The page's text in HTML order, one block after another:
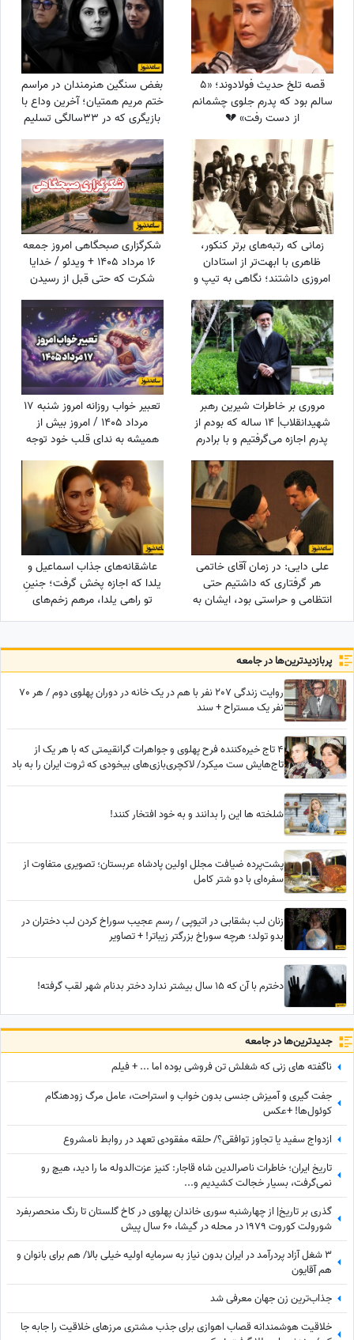
قصه تلخ حدیث فولادوند؛ «5
سالم بود که پدرم جلوی چشمانم
از دست رفت» 💔
بغض سنگین هنرمندان در مراسم
ختم مریم همتیان؛ آخرین وداع با
بازیگری که در 33سالگی تسلیم
ستاره اسکندری تا مسعود
فراستی و هانیه غلامی در سوگ
بازیگر فقید
زمانی که رتبه‌های برتر کنکور،
ظاهری با ابهت‌تر از استادان
امروزی داشتند؛ نگاهی به تیپ و
1354 + عکس
شکرگزاری صبحگاهی امروز جمعه
16 مرداد 1405 + ویدئو / خدایا
شکرت که حتی قبل از رسیدن
را در دلم قرار دادی
مروری بر خاطرات شیرین رهبر
شهیدانقلاب| 14 ساله که بودم از
پدرم اجازه می‌گرفتیم و با برادرم
برمی‌گشتیم و می‌خوابیدیم، پدرم
ما را ...
تعبیر خواب روزانه امروز شنبه 17
مرداد 1405 / امروز بیش از
همیشه به ندای قلب خود توجه
خواهید یافت
علی دایی: در زمان آقای خاتمی
هر گرفتاری‌ که داشتیم حتی
انتظامی و حراستی بود، ایشان به
و...
عاشقانه‌های جذاب اسماعیل و
یلدا که اجازه پخش گرفت؛ جنینِ
تو راهی یلدا، مرهم زخم‌های
پربازدید‌ترین‌ها در جامعه
روایت زندگی 207 نفر با هم در یک خانه در دوران پهلوی دوم / هر 70
نفر یک مستراح + سند
4 تاج خیره‌کننده فرح پهلوی و جواهرات گرانقیمتی که با هر یک از
تاج‌هایش ست میکرد/ لاکچری‌بازی‌های بیخودی که ثروت ایران را به باد
شلخته ها این را بدانند و به خود افتخار کنند!
پشت‌پرده ضیافت مجلل اولین پادشاه عربستان؛ تصویری متفاوت از
سفره‌ای با دو شتر کامل
زنان لب بشقابی در اتیوپی / رسم عجیب سوراخ کردن لب دختران در
بدو تولد؛ هرچه سوراخ بزرگتر زیباتر! + تصاویر
دخترم با آن که ۱۵ سال بیشتر ندارد دختر بدنام شهر لقب گرفته!
جدید‌ترین‌ها در جامعه
ناگفته های زنی که شغلش تن فروشی بوده اما ... + فیلم
جفت گیری و آمیزش جنسی بدون خواب و استراحت، عامل مرگ زودهنگام
کوئول‌ها! +عکس
ازدواج سفید یا تجاوز توافقی؟/ حلقه مفقودی تعهد در روابط نامشروع
تاریخ ایران؛ خاطرات ناصرالدین شاه قاجار: کنیز عزت‌الدوله ما را دید، هیچ رو
نمی‌گرفت، بسیار خجالت کشیدیم و...
گذری بر تاریخ| از چهارشنبه سوری خاندان پهلوی در کاخ گلستان تا رنگ منحصربفرد
شورولت کوروت 1979 در محله در گیشا، 60 سال پیش
3 شغل آزاد پردرآمد در ایران بدون نیاز به سرمایه اولیه خیلی بالا/ هم برای بانوان و
هم آقایون
جذاب‌ترین زن جهان معرفی شد
خلاقیت هوشمندانه قصاب اهوازی برای جذب مشتری مرزهای خلاقیت را جابه جا